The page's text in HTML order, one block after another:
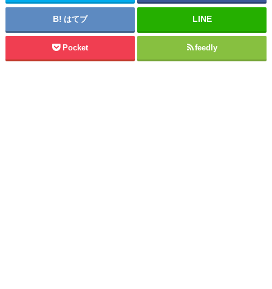
はてブ
Pocket feedly